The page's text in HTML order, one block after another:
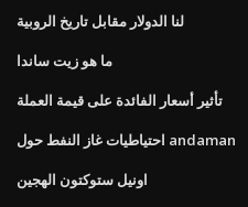
لنا الدولار مقابل تاريخ الروبية
ما هو زيت ساندا
تأثير أسعار الفائدة على قيمة العملة
احتياطيات غاز النفط حول andaman
اونيل ستوكتون الهجين